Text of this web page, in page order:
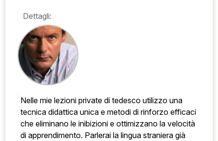
Dettagli:
Nelle mie lezioni private di tedesco utilizzo una
tecnica didattica unica e metodi di rinforzo efficaci
che eliminano le inibizioni e ottimizzano la velocità
di apprendimento. Parlerai la lingua straniera già